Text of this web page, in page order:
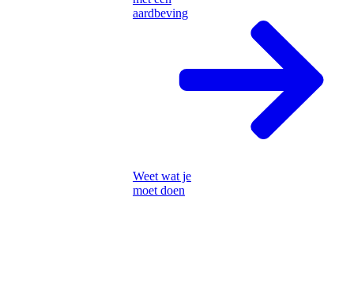
aardbeving
Weet wat je
moet doen